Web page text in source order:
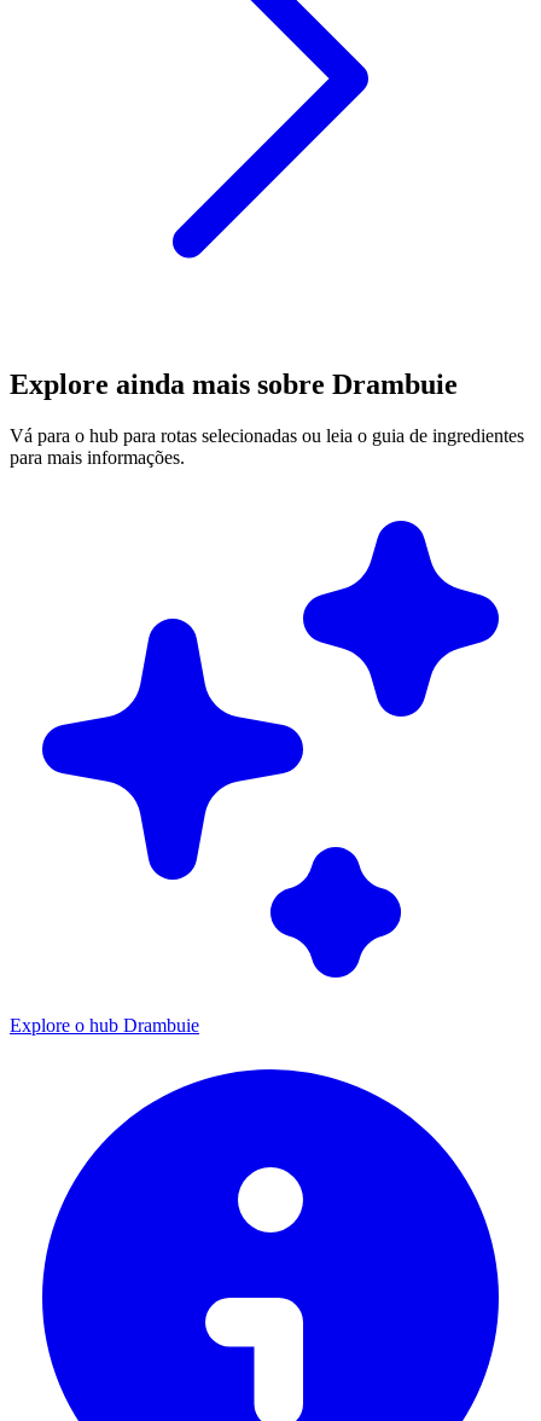
Explore ainda mais sobre Drambuie
Vá para o hub para rotas selecionadas ou leia o guia de ingredientes
para mais informações.
Explore o hub Drambuie